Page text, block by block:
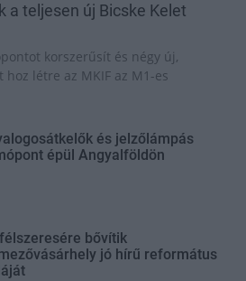
a teljesen új Bicske Kelet
korszerűsít és négy új,
létre az MKIF az M1-es
és jelzőlámpás
épül Angyalföldön
bővítik
jó hírű református